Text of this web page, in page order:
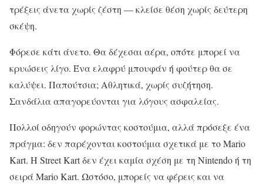
τρέξεις άνετα χωρίς ζέστη — κλείσε θέση χωρίς δεύτερη
σκέψη.
Φόρεσε κάτι άνετο. Θα δέχεσαι αέρα, οπότε μπορεί να
κρυώσεις λίγο. Ένα ελαφρύ μπουφάν ή φούτερ θα σε
καλύψει. Παπούτσια; Αθλητικά, χωρίς συζήτηση.
Σανδάλια απαγορεύονται για λόγους ασφαλείας.
Πολλοί οδηγούν φορώντας κοστούμια, αλλά πρόσεξε ένα
πράγμα: δεν παρέχονται κοστούμια σχετικά με το Mario
Kart. Η Street Kart δεν έχει καμία σχέση με τη Nintendo ή τη
σειρά Mario Kart. Ωστόσο, μπορείς να φέρεις και να